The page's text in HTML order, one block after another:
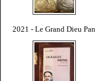
2021 - Le Grand Dieu Pan